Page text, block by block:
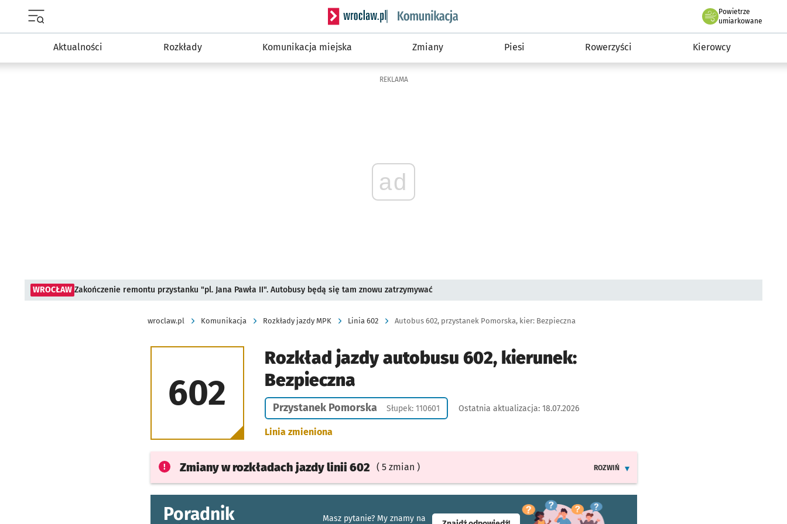
Serwis informacyjny wroclaw.pl podserwis: Komunikacja
Powietrze
we Wrocławiu
umiarkowane
Aktualności Rozkłady Komunikacja miejska Zmiany Piesi Rowerzyści Kierowcy
REKLAMA
ad
WROCŁAW Zakończenie remontu przystanku "pl. Jana Pawła II". Autobusy będą się tam znowu zatrzymywać
wroclaw.pl Komunikacja Rozkłady jazdy MPK Linia 602 Autobus 602, przystanek Pomorska, kier: Bezpieczna
602
Rozkład jazdy autobusu 602, kierunek:
Bezpieczna
Przystanek Pomorska Słupek: 110601 Ostatnia aktualizacja: 18.07.2026
Linia zmieniona
Zmiany w rozkładach jazdylinii 602 ( 5 zmian )
ROZWIŃ
Poradnik
Masz pytanie? My znamy na